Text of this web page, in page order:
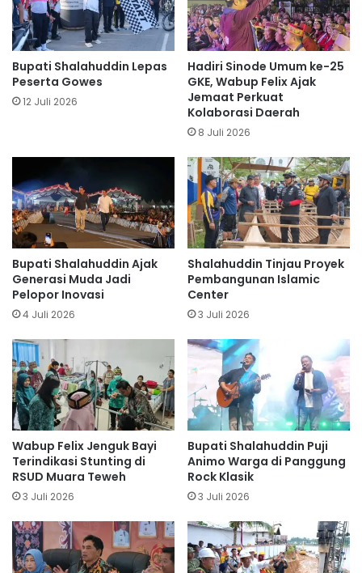
Bupati Shalahuddin Lepas
Peserta Gowes
12 Juli 2026
Hadiri Sinode Umum ke-25
GKE, Wabup Felix Ajak
Jemaat Perkuat
Kolaborasi Daerah
8 Juli 2026
Bupati Shalahuddin Ajak
Generasi Muda Jadi
Pelopor Inovasi
4 Juli 2026
Shalahuddin Tinjau Proyek
Pembangunan Islamic
Center
3 Juli 2026
Wabup Felix Jenguk Bayi
Terindikasi Stunting di
RSUD Muara Teweh
3 Juli 2026
Bupati Shalahuddin Puji
Animo Warga di Panggung
Rock Klasik
3 Juli 2026